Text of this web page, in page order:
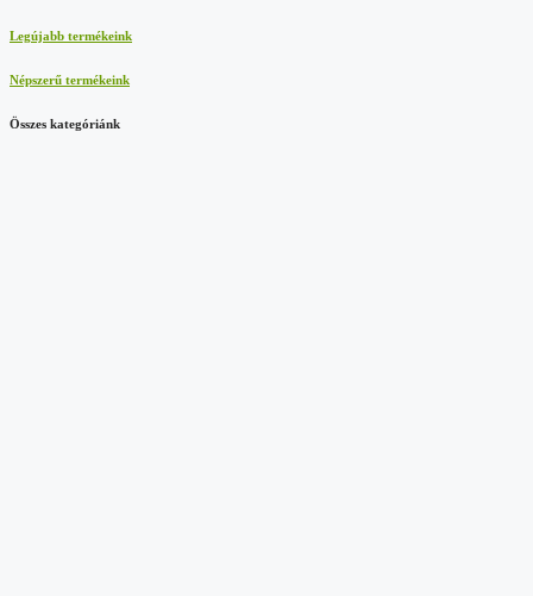
Legújabb termékeink
Népszerű termékeink
Összes kategóriánk